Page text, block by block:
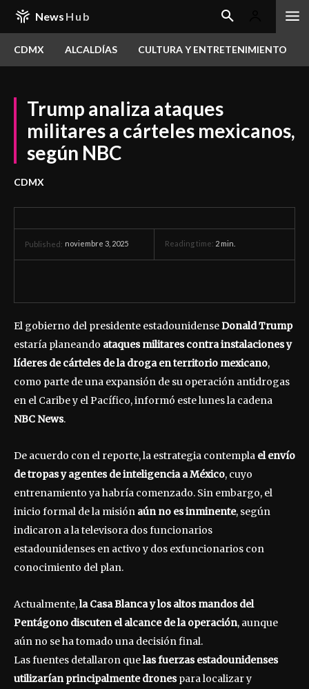
News Hub
CDMX ALCALDÍAS CULTURA Y ENTRETENIMIENTO
Trump analiza ataques
militares a cárteles mexicanos,
según NBC
CDMX
Published: noviembre 3, 2025 Reading time: 2 min.
El gobierno del presidente estadounidenseDonald Trump
estaría planeando ataques militares contra instalaciones y
líderes de cárteles de la droga en territorio mexicano,
como parte de una expansión de su operación antidrogas
en el Caribe y el Pacífico, informó este lunes la cadena
NBC News.
De acuerdo con el reporte, la estrategia contempla el envío
de tropas y agentes de inteligencia a México, cuyo
entrenamiento ya habría comenzado. Sin embargo, el
inicio formal de la misión aún no es inminente, según
indicaron a la televisora dos funcionarios
estadounidenses en activo y dos exfuncionarios con
conocimiento del plan.
Actualmente,la Casa Blanca y los altos mandos del
Pentágono discuten el alcance de la operación, aunque
aún no se ha tomado una decisión final.
Las fuentes detallaron quelas fuerzas estadounidenses
utilizarían principalmente dronespara localizar y